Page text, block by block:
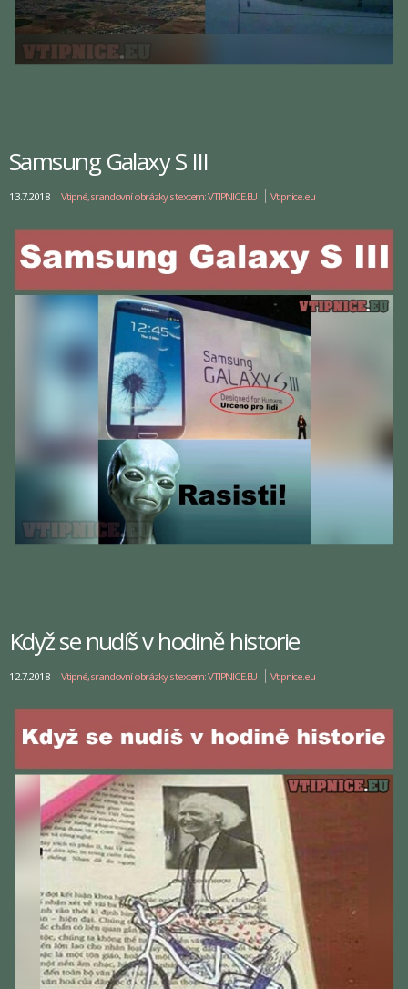
Samsung Galaxy S III
13.7.2018 Vtipné, srandovní obrázky s textem: VTIPNICE.EU Vtipnice.eu
Když se nudíš v hodině historie
12.7.2018 Vtipné, srandovní obrázky s textem: VTIPNICE.EU Vtipnice.eu